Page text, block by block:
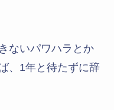
ないパワハラとか
、1年と待たずに辞